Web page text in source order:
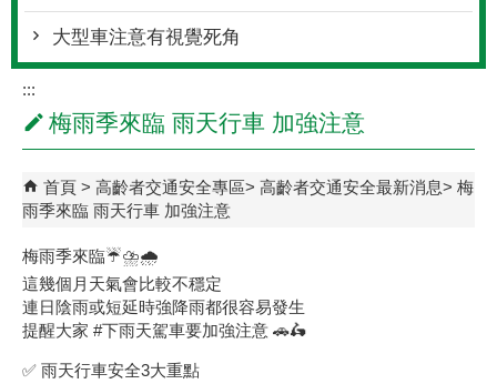
大型車注意有視覺死角
:::
梅雨季來臨 雨天行車 加強注意
首頁 高齡者交通安全專區 高齡者交通安全最新消息
梅
雨季來臨 雨天行車 加強注意
梅雨季來臨☔⛈️🌧️
這幾個月天氣會比較不穩定
連日陰雨或短延時強降雨都很容易發生
提醒大家 #下雨天駕車要加強注意 🚗🛵
✅ 雨天行車安全3大重點